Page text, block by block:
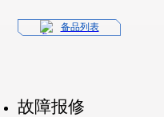
备品列表
故障报修